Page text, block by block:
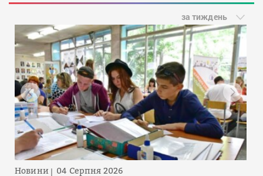
за тиждень
Новини 04 Серпня 2026